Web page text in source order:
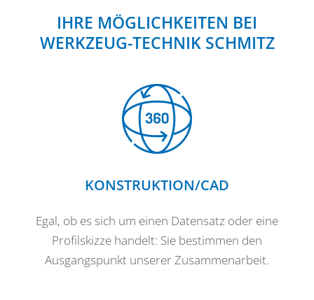
IHRE MÖGLICHKEITEN BEI
WERKZEUG-TECHNIK SCHMITZ
KONSTRUKTION/CAD
Egal, ob es sich um einen Datensatz oder eine
Profilskizze handelt: Sie bestimmen den
Ausgangspunkt unserer Zusammenarbeit.